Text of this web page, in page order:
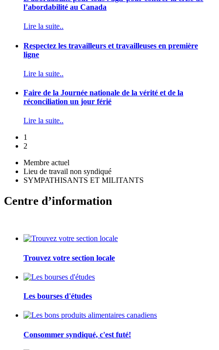
l’abordabilité au Canada
Lire la suite..
Respectez les travailleurs et travailleuses en première
ligne
Lire la suite..
Faire de la Journée nationale de la vérité et de la
réconciliation un jour férié
Lire la suite..
1
2
Membre actuel
Lieu de travail non syndiqué
SYMPATHISANTS ET MILITANTS
Centre d’information
Trouvez votre section locale
Les bourses d'études
Consommer syndiqué, c'est futé!